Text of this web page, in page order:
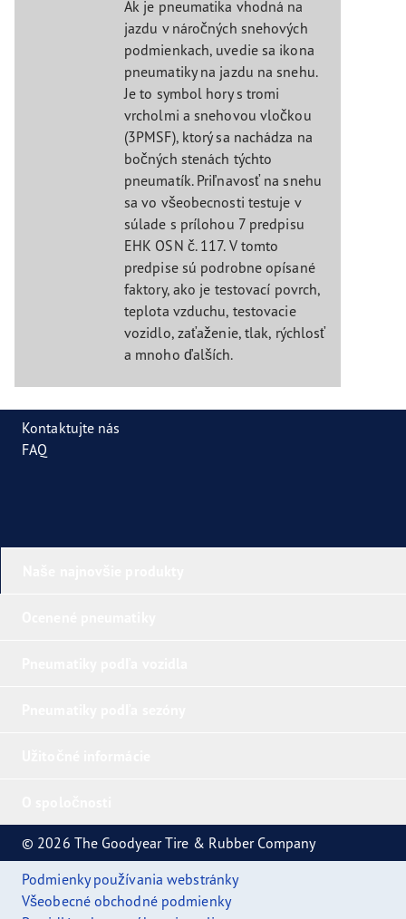
Ak je pneumatika vhodná na
jazdu v náročných snehových
podmienkach, uvedie sa ikona
pneumatiky na jazdu na snehu.
Je to symbol hory s tromi
vrcholmi a snehovou vločkou
(3PMSF), ktorý sa nachádza na
bočných stenách týchto
pneumatík. Priľnavosť na snehu
sa vo všeobecnosti testuje v
súlade s prílohou 7 predpisu
EHK OSN č. 117. V tomto
predpise sú podrobne opísané
faktory, ako je testovací povrch,
teplota vzduchu, testovacie
vozidlo, zaťaženie, tlak, rýchlosť
a mnoho ďalších.
Kontaktujte nás
FAQ
© 2026 The Goodyear Tire & Rubber Company
Podmienky používania webstránky
Všeobecné obchodné podmienky